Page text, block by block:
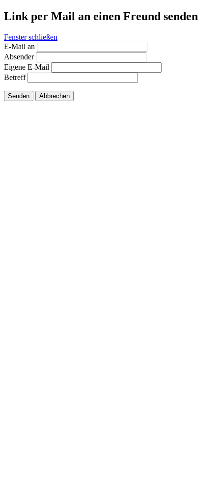
Link per Mail an einen Freund senden
Fenster schließen
E-Mail an
Absender
Eigene E-Mail
Betreff
Senden Abbrechen